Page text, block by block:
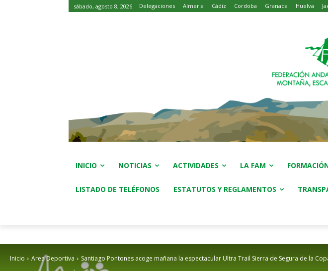
sábado, agosto 8, 2026 Delegaciones Almeria Cádiz Cordoba Granada Huelva
INICIO NOTICIAS ACTIVIDADES LA FAM
LISTADO DE TELÉFONOS ESTATUTOS Y REGLAMENTOS
Inicio Area Deportiva Santiago Pontones acoge mañana la espectacular Ultra Trail Sierra de Segura de la